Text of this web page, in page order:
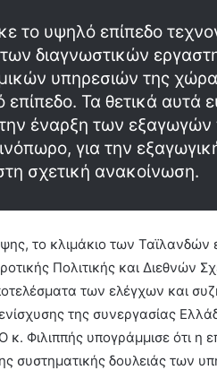
το υψηλό επίπεδο
διαγνωστικών
υπηρεσιών της
επίπεδο. Τα θετικά αυτά
έναρξη των εξαγωγών
για την
σχετική ανακοίνωση.
το κλιμάκιο των
Πολιτικής και Διεθνών
των ελέγχων και
της συνεργασίας
κ. Φιλιππής υπογράμμισε ότι
συστηματικής δουλειάς των